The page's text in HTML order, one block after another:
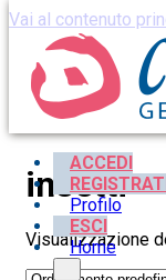
Vai al contenuto
ACCEDI
Profilo
ESCI
Home
insetti
Visualizzazione